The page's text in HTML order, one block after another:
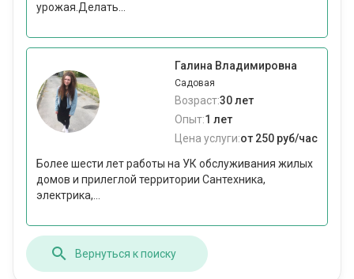
урожая.Делать...
Галина Владимировна
Садовая
Возраст:30 лет
Опыт:1 лет
Цена услуги:от 250 руб/час
Более шести лет работы на УК обслуживания жилых
домов и прилеглой территории Сантехника,
электрика,...
Вернуться к поиску